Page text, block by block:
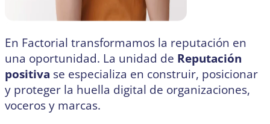
En Factorial transformamos la reputación en
una oportunidad. La unidad de Reputación
positiva se especializa en construir, posicionar
y proteger la huella digital de organizaciones,
voceros y marcas.